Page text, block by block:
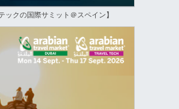
ックの国際サミット＠スペイン】